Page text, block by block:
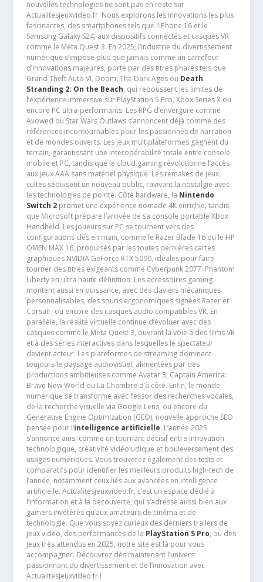
nouvelles technologies ne sont pas en reste sur
Actualitesjeuxvideo.fr. Nous explorons les innovations les plus
fascinantes, des smartphones tels que l’iPhone 16 et le
Samsung Galaxy S24, aux dispositifs connectés et casques VR
comme le Meta Quest 3. En 2025, l’industrie du divertissement
numérique s’impose plus que jamais comme un carrefour
d’innovations majeures, porté par des titres phares tels que
Grand Theft Auto VI, Doom: The Dark Ages ou Death
Stranding 2: On the Beach, qui repoussent les limites de
l’expérience immersive sur PlayStation 5 Pro, Xbox Series X ou
encore PC ultra-performants. Les RPG d’envergure comme
Avowed ou Star Wars Outlaws s’annoncent déjà comme des
références incontournables pour les passionnés de narration
et de mondes ouverts. Les jeux multiplateformes gagnent du
terrain, garantissant une interopérabilité totale entre console,
mobile et PC, tandis que le cloud gaming révolutionne l’accès
aux jeux AAA sans matériel physique. Les remakes de jeux
cultes séduisent un nouveau public, ravivant la nostalgie avec
les technologies de pointe. Côté hardware, la Nintendo
Switch 2promet une expérience nomade 4K enrichie, tandis
que Microsoft prépare l’arrivée de sa console portable Xbox
Handheld. Les joueurs sur PC se tournent vers des
configurations clés en main, comme le Razer Blade 16 ou le HP
OMEN MAX 16, propulsés par les toutes dernières cartes
graphiques NVIDIA GeForce RTX 5090, idéales pour faire
tourner des titres exigeants comme Cyberpunk 2077: Phantom
Liberty en ultra haute définition. Les accessoires gaming
montent aussi en puissance, avec des claviers mécaniques
personnalisables, des souris ergonomiques signées Razer et
Corsair, ou encore des casques audio compatibles VR. En
parallèle, la réalité virtuelle continue d’évoluer avec des
casques comme le Meta Quest 3, ouvrant la voie à des films VR
et à des séries interactives dans lesquelles le spectateur
devient acteur. Les plateformes de streaming dominent
toujours le paysage audiovisuel, alimentées par des
productions ambitieuses comme Avatar 3, Captain America:
Brave New World ou La Chambre d’à côté. Enfin, le monde
numérique se transforme avec l’essor des recherches vocales,
de la recherche visuelle via Google Lens, ou encore du
Generative Engine Optimization (GEO), nouvelle approche SEO
pensée pour l’intelligence artificielle. L’année 2025
s’annonce ainsi comme un tournant décisif entre innovation
technologique, créativité vidéoludique et bouleversement des
usages numériques. Vous trouverez également des tests et
comparatifs pour identifier les meilleurs produits high-tech de
l’année, notamment ceux liés aux avancées en intelligence
artificielle. Actualitesjeuxvideo.fr, c’est un espace dédié à
l’information et à la découverte, qui s’adresse aussi bien aux
gamers invétérés qu’aux amateurs de cinéma et de
technologie. Que vous soyez curieux des derniers trailers de
jeux vidéo, des performances de la PlayStation 5 Pro, ou des
jeux très attendus en 2025, notre site est là pour vous
accompagner. Découvrez dès maintenant l’univers
passionnant du divertissement et de l’innovation avec
Actualitesjeuxvideo.fr !